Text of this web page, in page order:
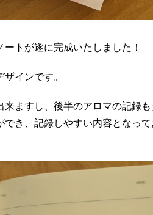
トが遂に完成いたしました！
インです。
ますし、後半のアロマの記録も
き、記録しやすい内容となって